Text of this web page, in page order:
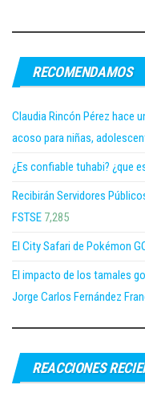
RECOMENDAMOS
Claudia Rincón Pérez hace
acoso para niñas,
¿Es confiable tuhabi? ¿que
Recibirán Servidores
FSTSE 7,285
El City Safari de Pokémon
El impacto de los tamales
Jorge Carlos Fernández
REACCIONES